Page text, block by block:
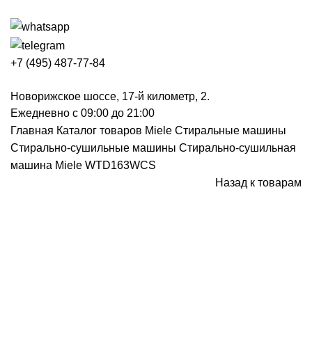
+7 (495) 487-77-84
Новорижское шоссе, 17-й километр, 2.
Ежедневно с 09:00 до 21:00
Главная Каталог товаров Miele Стиральные машины
Стирально-сушильные машины Стирально-сушильная
машина Miele WTD163WCS
Назад к товарам